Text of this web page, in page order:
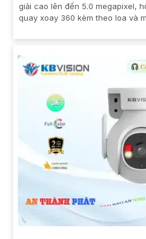
giải cao lên đến 5.0 megapixel,
quay xoay 360 kèm theo loa và